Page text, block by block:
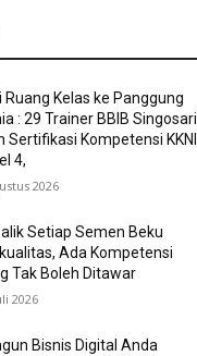
Ruang Kelas ke Panggung
: 29 Trainer BBIB Singosari
Sertifikasi Kompetensi KKNI
4,
2026
Setiap Semen Beku
Ada Kompetensi
Tak Boleh Ditawar
2026
Bisnis Digital Anda